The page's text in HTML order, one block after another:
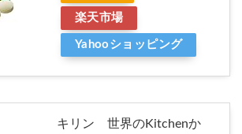
楽天市場
Yahooショッピング
キリン 世界のKitchenか